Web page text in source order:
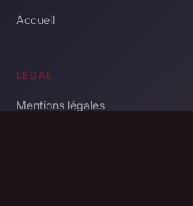
Accueil
LÉGAL
Mentions légales